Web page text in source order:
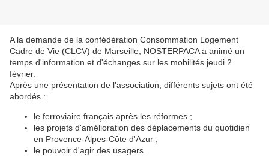
A la demande de la confédération Consommation Logement
Cadre de Vie (CLCV) de Marseille, NOSTERPACA a animé un
temps d'information et d'échanges sur les mobilités jeudi 2
février.
Après une présentation de l'association, différents sujets ont été
abordés :
le ferroviaire français après les réformes ;
les projets d'amélioration des déplacements du quotidien
en Provence-Alpes-Côte d'Azur ;
le pouvoir d'agir des usagers.